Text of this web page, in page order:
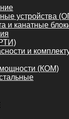
устройства
и канатные
и
мощности (КОМ)